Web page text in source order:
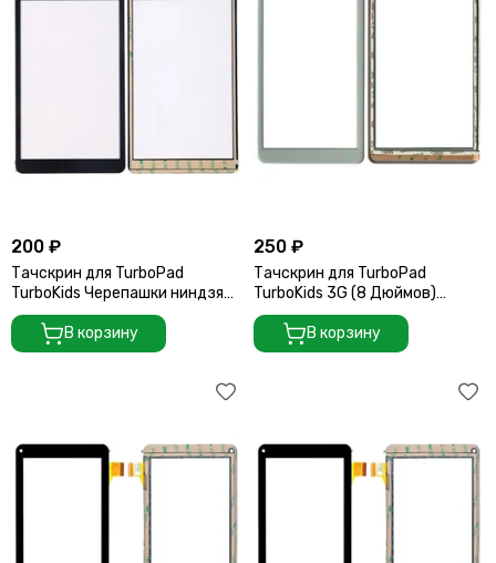
200 ₽
Тачскрин для TurboPad
TurboKids Черепашки ниндзя
3G (Версия 2) (Черный)
В корзину
250 ₽
Тачскрин для TurboPad
TurboKids 3G (8 Дюймов)
(Белый)
В корзину